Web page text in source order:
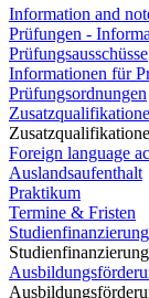
Information and
Prüfungen -
Prüfungsausschüsse
Informationen für
Prüfungsordnungen
Foreign language
Auslandsaufenthalt
Praktikum
Termine & Fristen
Studienfinanzierung
Studienfinanzierung